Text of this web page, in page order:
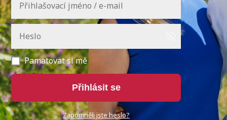
Pamatovat si mě
Přihlásit se
Zapomněli jste heslo?